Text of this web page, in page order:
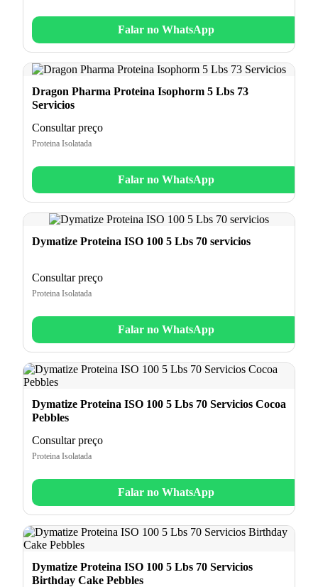
Falar no WhatsApp
Dragon Pharma Proteina Isophorm 5 Lbs 73
Servicios
Consultar preço
Proteina Isolatada
Falar no WhatsApp
Dymatize Proteina ISO 100 5 Lbs 70 servicios
Consultar preço
Proteina Isolatada
Falar no WhatsApp
Dymatize Proteina ISO 100 5 Lbs 70 Servicios Cocoa
Pebbles
Consultar preço
Proteina Isolatada
Falar no WhatsApp
Dymatize Proteina ISO 100 5 Lbs 70 Servicios
Birthday Cake Pebbles